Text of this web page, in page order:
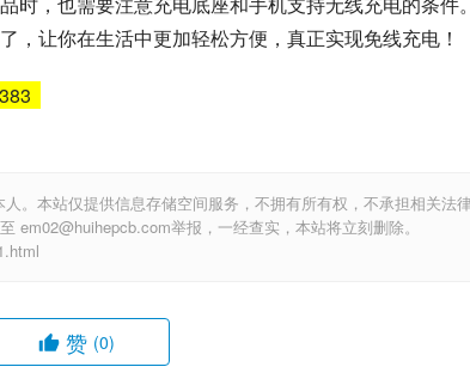
，让你在生活中更加轻松方便，真正实现免线充电！
。本站仅提供信息存储空间服务，不拥有所有权，不承担相关法
em02@huihepcb.com举报，一经查实，本站将立刻删除。
赞 (0)